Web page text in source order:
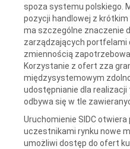
spoza systemu polskiego.
pozycji handlowej z
ma szczególne znaczenie
zarządzających portfelami
zmiennością
Korzystanie z ofert zza
międzysystemowym
udostępnianie dla
odbywa się w tle
Uruchomienie SIDC
uczestnikami rynku nowe
umożliwi dostęp do ofert